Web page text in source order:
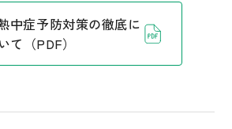
中症予防対策の徹底に
て（PDF）